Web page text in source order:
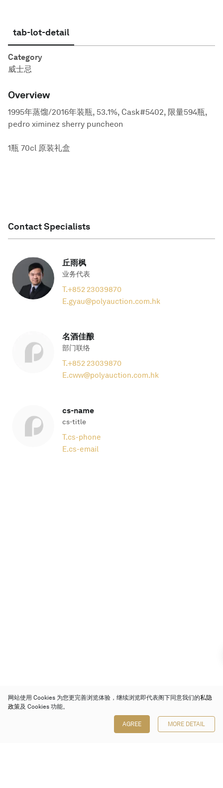
tab-lot-detail
Category
威士忌
Overview
1995年蒸馏/2016年装瓶, 53.1%, Cask#5402, 限量594瓶,
pedro ximinez sherry puncheon
1瓶 70cl 原装礼盒
Contact Specialists
丘雨枫
业务代表
T.+852 23039870
E.gyau@polyauction.com.hk
名酒佳酿
部门联络
T.+852 23039870
E.cww@polyauction.com.hk
cs-name
cs-title
T.cs-phone
E.cs-email
网站使用 Cookies 为您更完善浏览体验，继续浏览即代表阁下同意我们的私隐
政策及 Cookies 功能。
AGREE MORE DETAIL